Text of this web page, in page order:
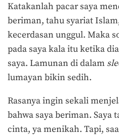
Katakanlah pacar saya
beriman, tahu syariat
kecerdasan unggul. Maka
pada saya kala itu ketika
saya. Lamunan di dalam
lumayan bikin sedih.
Rasanya ingin sekali
bahwa saya beriman. Saya
cinta, ya menikah. Tapi,